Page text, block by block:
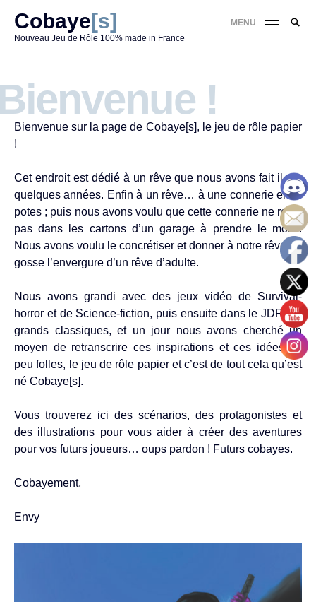
Skip
to
Cobaye[s]
Nouveau Jeu de Rôle 100% made in France
MENU
!
Bienvenue sur la page de Cobaye[s], le jeu de rôle papier
!
Cet endroit est dédié à un rêve que nous avons fait il y a
quelques années. Enfin à un rêve… à une connerie entre
potes ; puis nous avons voulu que cette connerie ne reste
pas dans les cartons d’un garage à prendre le moisi.
Nous avons voulu le concrétiser et donner à notre rêve de
gosse l’envergure d’un rêve d’adulte.
Nous avons grandi avec des jeux vidéo de Survival-
horror et de Science-fiction, puis ensuite dans le JDR les
grands classiques, et un jour nous avons cherché un
moyen de retranscrire ces inspirations et ces idées un
peu folles, le jeu de rôle papier et c’est de tout cela qu’est
né Cobaye[s].
Vous trouverez ici des scénarios, des protagonistes et
des illustrations pour vous aider à créer des aventures
pour vos futurs joueurs… oups pardon ! Futurs cobayes.
Cobayement,
Envy